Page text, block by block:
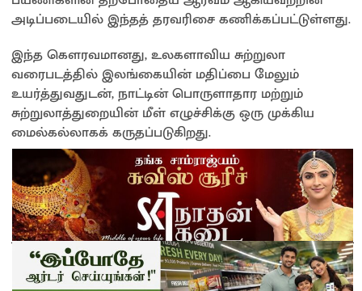
அடிப்படையில் இந்தத் தரவரிசை கணிக்கப்பட்டுள்ளது.
இந்த கௌரவமானது, உலகளாவிய சுற்றுலா
வரைபடத்தில் இலங்கையின் மதிப்பை மேலும்
உயர்த்துவதுடன், நாட்டின் பொருளாதார மற்றும்
சுற்றுலாத்துறையின் மீள் எழுச்சிக்கு ஒரு முக்கிய
மைல்கல்லாகக் கருதப்படுகிறது.